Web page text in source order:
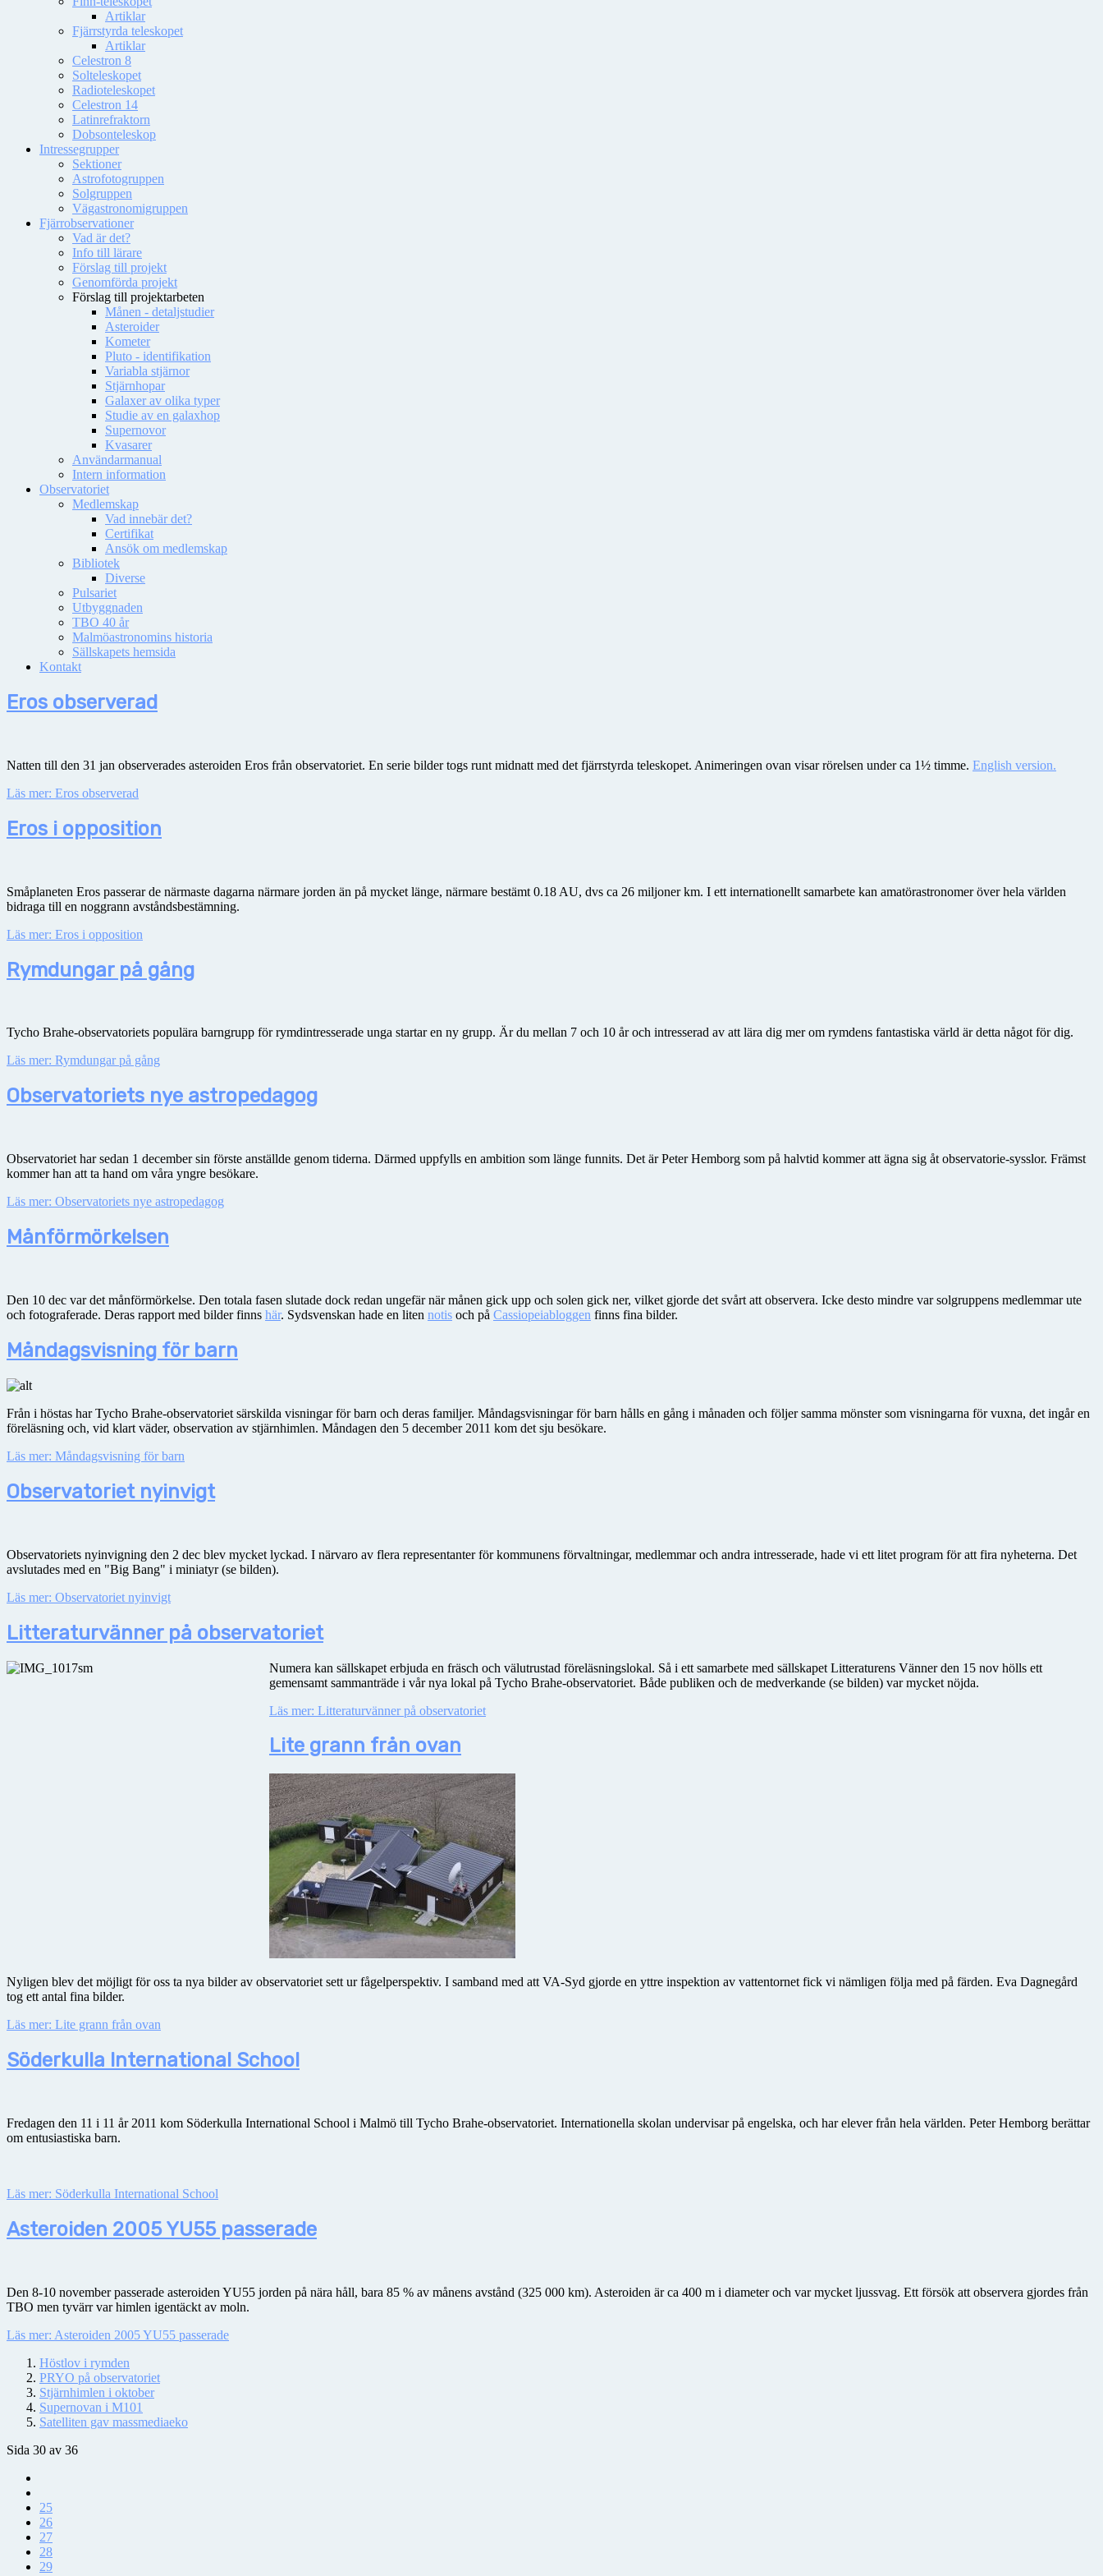
Artiklar
Fjärrstyrda teleskopet
Artiklar
Celestron 8
Solteleskopet
Radioteleskopet
Celestron 14
Latinrefraktorn
Dobsonteleskop
Intressegrupper
Sektioner
Astrofotogruppen
Solgruppen
Vägastronomigruppen
Fjärrobservationer
Vad är det?
Info till lärare
Förslag till projekt
Genomförda projekt
Förslag till projektarbeten
Månen - detaljstudier
Asteroider
Kometer
Pluto - identifikation
Variabla stjärnor
Stjärnhopar
Galaxer av olika typer
Studie av en galaxhop
Supernovor
Kvasarer
Användarmanual
Intern information
Observatoriet
Medlemskap
Vad innebär det?
Certifikat
Ansök om medlemskap
Bibliotek
Diverse
Pulsariet
Utbyggnaden
TBO 40 år
Malmöastronomins historia
Sällskapets hemsida
Kontakt
Eros observerad
Natten till den 31 jan observerades asteroiden Eros från observatoriet. En serie bilder togs runt midnatt med det fjärrstyrda teleskopet. Animeringen ovan visar rörelsen under ca 1½ timme. English version.
Läs mer: Eros observerad
Eros i opposition
Småplaneten Eros passerar de närmaste dagarna närmare jorden än på mycket länge, närmare bestämt 0.18 AU, dvs ca 26 miljoner km. I ett internationellt samarbete kan amatörastronomer över hela världen
bidraga till en noggrann avståndsbestämning.
Läs mer: Eros i opposition
Rymdungar på gång
Tycho Brahe-observatoriets populära barngrupp för rymdintresserade unga startar en ny grupp. Är du mellan 7 och 10 år och intresserad av att lära dig mer om rymdens fantastiska värld är detta något för dig.
Läs mer: Rymdungar på gång
Observatoriets nye astropedagog
Observatoriet har sedan 1 december sin förste anställde genom tiderna. Därmed uppfylls en ambition som länge funnits. Det är Peter Hemborg som på halvtid kommer att ägna sig åt observatorie-sysslor. Främst
kommer han att ta hand om våra yngre besökare.
Läs mer: Observatoriets nye astropedagog
Månförmörkelsen
Den 10 dec var det månförmörkelse. Den totala fasen slutade dock redan ungefär när månen gick upp och solen gick ner, vilket gjorde det svårt att observera. Icke desto mindre var solgruppens medlemmar ute
och fotograferade. Deras rapport med bilder finns här. Sydsvenskan hade en liten notis och på Cassiopeiabloggen finns fina bilder.
Måndagsvisning för barn
Från i höstas har Tycho Brahe-observatoriet särskilda visningar för barn och deras familjer. Måndagsvisningar för barn hålls en gång i månaden och följer samma mönster som visningarna för vuxna, det ingår en
föreläsning och, vid klart väder, observation av stjärnhimlen. Måndagen den 5 december 2011 kom det sju besökare.
Läs mer: Måndagsvisning för barn
Observatoriet nyinvigt
Observatoriets nyinvigning den 2 dec blev mycket lyckad. I närvaro av flera representanter för kommunens förvaltningar, medlemmar och andra intresserade, hade vi ett litet program för att fira nyheterna. Det
avslutades med en "Big Bang" i miniatyr (se bilden).
Läs mer: Observatoriet nyinvigt
Litteraturvänner på observatoriet
Numera kan sällskapet erbjuda en fräsch och välutrustad föreläsningslokal. Så i ett samarbete med sällskapet Litteraturens Vänner den 15 nov hölls ett
gemensamt sammanträde i vår nya lokal på Tycho Brahe-observatoriet. Både publiken och de medverkande (se bilden) var mycket nöjda.
Läs mer: Litteraturvänner på observatoriet
Lite grann från ovan
Nyligen blev det möjligt för oss ta nya bilder av observatoriet sett ur fågelperspektiv. I samband med att VA-Syd gjorde en yttre inspektion av vattentornet fick vi nämligen följa med på färden. Eva Dagnegård
tog ett antal fina bilder.
Läs mer: Lite grann från ovan
Söderkulla International School
Fredagen den 11 i 11 år 2011 kom Söderkulla International School i Malmö till Tycho Brahe-observatoriet. Internationella skolan undervisar på engelska, och har elever från hela världen. Peter Hemborg berättar
om entusiastiska barn.
Läs mer: Söderkulla International School
Asteroiden 2005 YU55 passerade
Den 8-10 november passerade asteroiden YU55 jorden på nära håll, bara 85 % av månens avstånd (325 000 km). Asteroiden är ca 400 m i diameter och var mycket ljussvag. Ett försök att observera gjordes från
TBO men tyvärr var himlen igentäckt av moln.
Läs mer: Asteroiden 2005 YU55 passerade
Höstlov i rymden
PRYO på observatoriet
Stjärnhimlen i oktober
Supernovan i M101
Satelliten gav massmediaeko
Sida 30 av 36
25
26
27
28
29